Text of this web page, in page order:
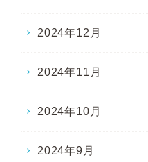
2024年12月
2024年11月
2024年10月
2024年9月